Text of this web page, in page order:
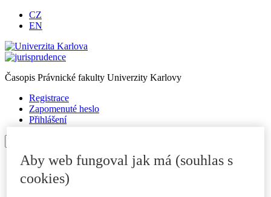
CZ
EN
Časopis Právnické fakulty Univerzity Karlovy
Registrace
Zapomenuté heslo
Přihlášení
Úvod
O časopise
Archiv
Aby web fungoval jak má (souhlas s
cookies)